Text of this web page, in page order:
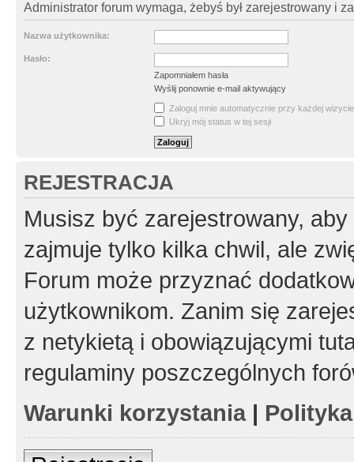
Administrator forum wymaga, żebyś był zarejestrowany i
Nazwa użytkownika:
Hasło:
Zapomniałem hasła
Wyślij ponownie e-mail aktywujący
Zaloguj mnie automatycznie przy każdej wizycie
Ukryj mój status w tej sesji
REJESTRACJA
Musisz być zarejestrowany,
zajmuje tylko kilka chwil, ale
Forum może przyznać
użytkownikom. Zanim się
z netykietą i obowiązującymi
regulaminy poszczególnych
Warunki korzystania|